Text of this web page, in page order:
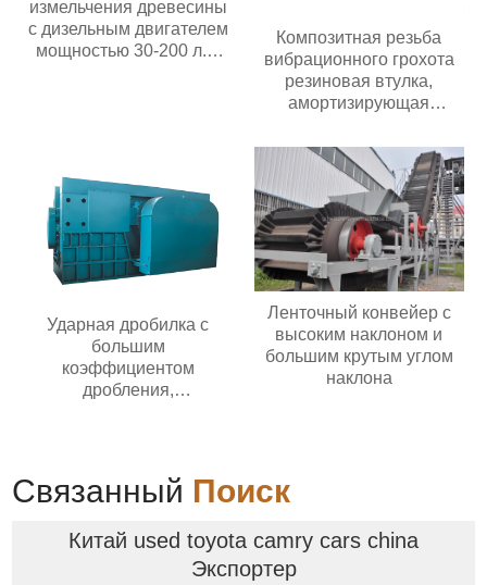
измельчения древесины
с дизельным двигателем
мощностью 30-200 л.с.
Композитная резьба
вибрационного грохота
резиновая втулка,
амортизирующая
Ударная дробилка с
большим
коэффициентом
дробления,
производительностью 20-
300 т/ч
Ленточный конвейер с
высоким наклоном и
большим крутым углом
наклона
Связанный Поиск
Китай used toyota camry cars china
Экспортер